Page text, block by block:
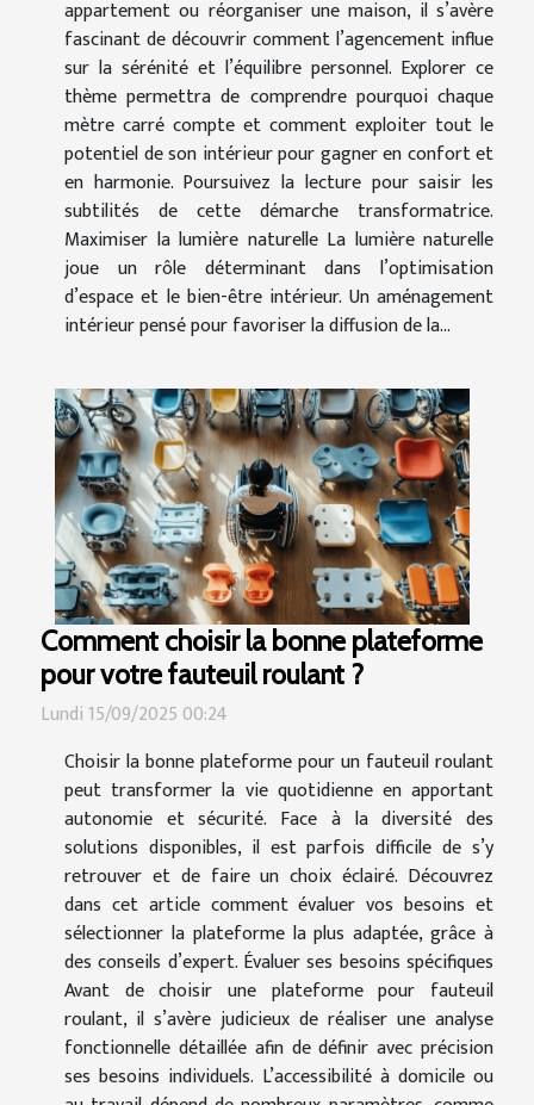
appartement ou réorganiser une maison, il s’avère
fascinant de découvrir comment l’agencement influe
sur la sérénité et l’équilibre personnel. Explorer ce
thème permettra de comprendre pourquoi chaque
mètre carré compte et comment exploiter tout le
potentiel de son intérieur pour gagner en confort et
en harmonie. Poursuivez la lecture pour saisir les
subtilités de cette démarche transformatrice.
Maximiser la lumière naturelle La lumière naturelle
joue un rôle déterminant dans l’optimisation
d’espace et le bien-être intérieur. Un aménagement
intérieur pensé pour favoriser la diffusion de la...
Comment choisir la bonne plateforme
pour votre fauteuil roulant ?
Lundi 15/09/2025 00:24
Choisir la bonne plateforme pour un fauteuil roulant
peut transformer la vie quotidienne en apportant
autonomie et sécurité. Face à la diversité des
solutions disponibles, il est parfois difficile de s’y
retrouver et de faire un choix éclairé. Découvrez
dans cet article comment évaluer vos besoins et
sélectionner la plateforme la plus adaptée, grâce à
des conseils d’expert. Évaluer ses besoins spécifiques
Avant de choisir une plateforme pour fauteuil
roulant, il s’avère judicieux de réaliser une analyse
fonctionnelle détaillée afin de définir avec précision
ses besoins individuels. L’accessibilité à domicile ou